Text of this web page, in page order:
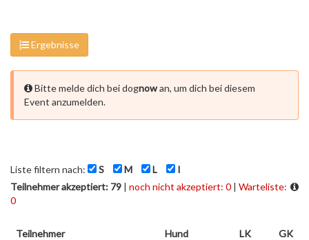
Ergebnisse
Bitte melde dich bei dognowan, um dich bei diesem
Event anzumelden.
Liste filtern nach: S M L
I
Teilnehmer akzeptiert: 79 | noch nicht akzeptiert: 0 | Warteliste:
0
Teilnehmer Hund LK GK